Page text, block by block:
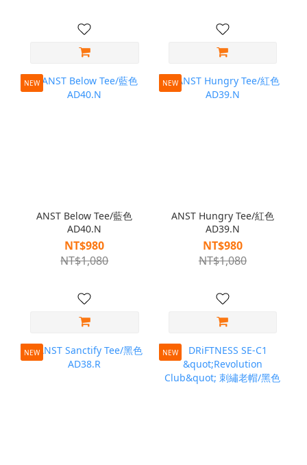
NEW
ANST Below Tee/藍色
AD40.N
NT$980
NT$1,080
NEW
ANST Hungry Tee/紅色
AD39.N
NT$980
NT$1,080
NEW NEW